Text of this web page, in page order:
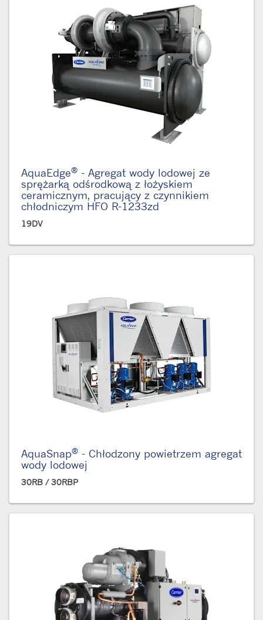
AquaEdge® - Agregat wody lodowej ze
sprężarką odśrodkową z łożyskiem
ceramicznym, pracujący z czynnikiem
chłodniczym HFO R-1233zd
19DV
AquaSnap® - Chłodzony powietrzem agregat
wody lodowej
30RB / 30RBP